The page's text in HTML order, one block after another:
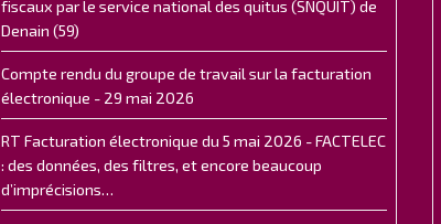
fiscaux par le service national des quitus (SNQUIT) de
Denain (59)
Compte rendu du groupe de travail sur la facturation
électronique - 29 mai 2026
RT Facturation électronique du 5 mai 2026 - FACTELEC
: des données, des filtres, et encore beaucoup
d’imprécisions…